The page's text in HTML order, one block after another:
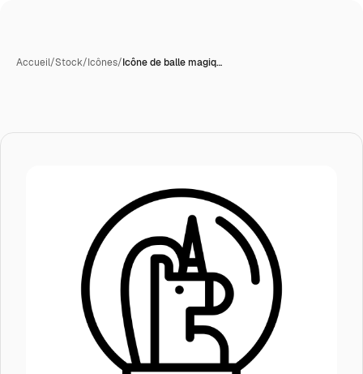
Accueil/Stock/Icônes/Icône de balle magiq…